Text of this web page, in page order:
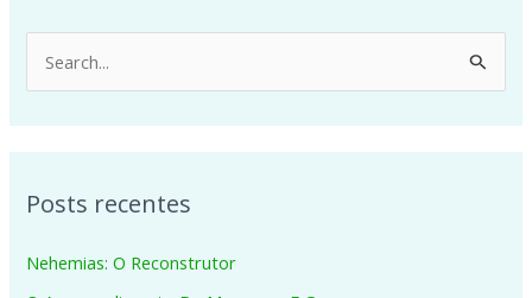
e
u
s
Posts recentes
Nehemias: O Reconstrutor